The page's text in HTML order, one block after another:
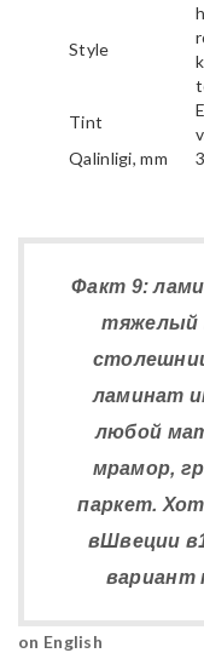
Style
Tint
Qalinligi, mm
Факт 9:
тяжелый
ламинат
любой
мрамор,
паркет.
вШвеции
вариант
on English